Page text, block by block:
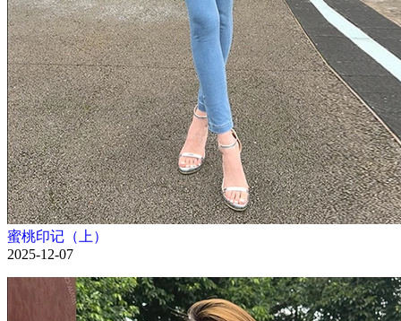
蜜桃印记（上）
2025-12-07